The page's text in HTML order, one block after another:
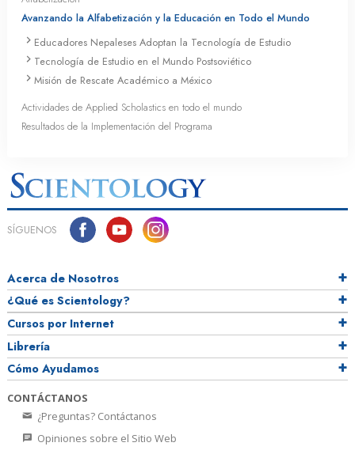
Avanzando la Alfabetización y la Educación en Todo el Mundo
Educadores Nepaleses Adoptan la Tecnología de Estudio
Tecnología de Estudio en el Mundo Postsoviético
Misión de Rescate Académico a México
Actividades de Applied Scholastics en todo el mundo
Resultados de la Implementación del Programa
SÍGUENOS
Acerca de Nosotros
¿Qué es Scientology?
Cursos por Internet
Librería
Cómo Ayudamos
CONTÁCTANOS
¿Preguntas? Contáctanos
Opiniones sobre el Sitio Web